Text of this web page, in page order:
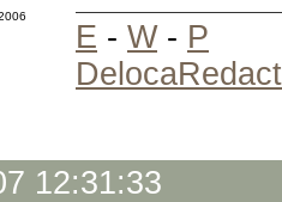
E - W- P
12:31:33